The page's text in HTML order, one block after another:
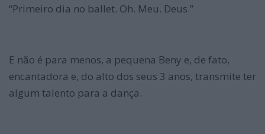
“Primeiro dia no ballet. Oh. Meu. Deus.”
E não é para menos, a pequena Beny e, de fato,
encantadora e, do alto dos seus 3 anos, transmite ter
algum talento para a dança.